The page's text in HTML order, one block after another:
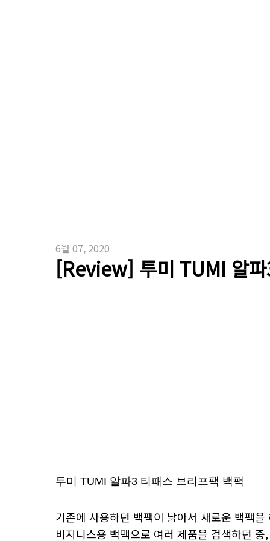
6월 07, 2020
[Review] 투미 TUMI 알
투미 TUMI 알파3 티패스 브리프팩 백팩
기존에 사용하던 백팩이 낡아서 새로운 백팩
비지니스용 백팩으로 여러 제품을 검색하던